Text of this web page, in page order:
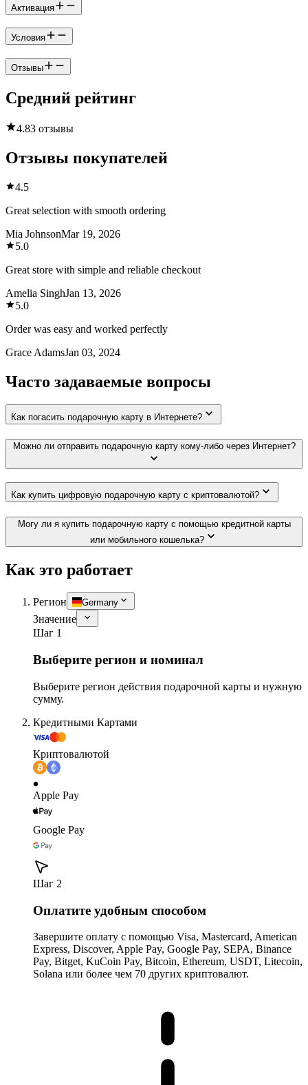
Активация
Условия
Отзывы
Средний рейтинг
4.83 отзывы
Отзывы покупателей
4.5
Great selection with smooth ordering
Mia JohnsonMar 19, 2026
5.0
Great store with simple and reliable checkout
Amelia SinghJan 13, 2026
5.0
Order was easy and worked perfectly
Grace AdamsJan 03, 2024
Часто задаваемые вопросы
Как погасить подарочную карту в Интернете?
Можно ли отправить подарочную карту кому-либо через Интернет?
Как купить цифровую подарочную карту с криптовалютой?
Могу ли я купить подарочную карту с помощью кредитной карты
или мобильного кошелька?
Как это работает
Регион Germany
Значение
Шаг 1
Выберите регион и номинал
Выберите регион действия подарочной карты и нужную
сумму.
Кредитными Картами
Криптовалютой
Apple Pay
Google Pay
Шаг 2
Оплатите удобным способом
Завершите оплату с помощью Visa, Mastercard, American
Express, Discover, Apple Pay, Google Pay, SEPA, Binance
Pay, Bitget, KuCoin Pay, Bitcoin, Ethereum, USDT, Litecoin,
Solana или более чем 70 других криптовалют.